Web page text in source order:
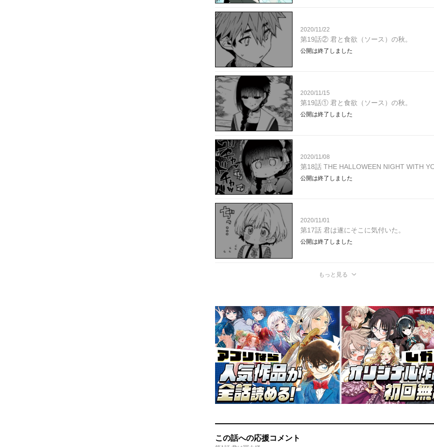
2020/11/22
第19話② 君と食欲（ソース）の秋。
公開は終了しました
2020/11/15
第19話① 君と食欲（ソース）の秋。
公開は終了しました
2020/11/08
第18話 THE HALLOWEEN NIGHT WITH
公開は終了しました
2020/11/01
第17話 君は遂にそこに気付いた。
公開は終了しました
もっと見る
この話への応援コメント